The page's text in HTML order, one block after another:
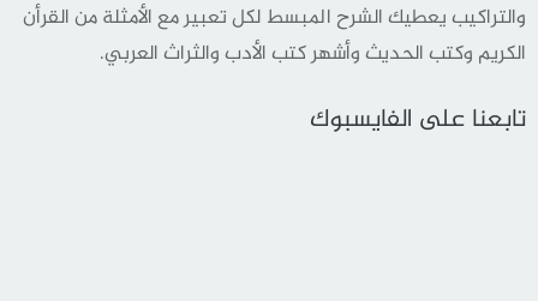
والتراكيب يعطيك الشرح المبسط لكل تعبير مع الأمثلة من القرأن
الكريم وكتب الحديث وأشهر كتب الأدب والثراث العربي.
تابعنا على الفايسبوك